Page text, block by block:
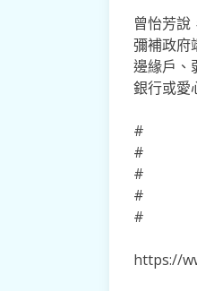
曾怡芳說
彌補政府
邊緣戶、
銀行或愛
#
#
#
#
#
https://